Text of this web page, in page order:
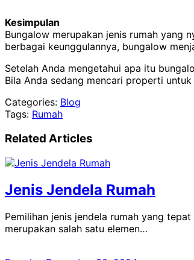
Kesimpulan
Bungalow merupakan jenis rumah yang
berbagai keunggulannya, bungalow
Setelah Anda mengetahui apa itu
Bila Anda sedang mencari properti
Categories: Blog
Tags: Rumah
Related Articles
Jenis Jendela Rumah
Pemilihan jenis jendela rumah yang
merupakan salah satu elemen…